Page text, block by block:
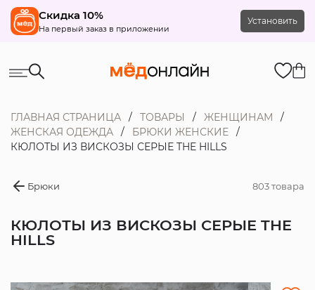
Скидка 10%
На первый заказ в приложении
Установить
ГЛАВНАЯ СТРАНИЦА ТОВАРЫ
ЖЕНЩИНАМ
ЖЕНСКАЯ ОДЕЖДА
БРЮКИ ЖЕНСКИЕ
КЮЛОТЫ ИЗ ВИСКОЗЫ СЕРЫЕ THE HILLS
Брюки 803 товара
КЮЛОТЫ ИЗ ВИСКОЗЫ СЕРЫЕ THE
HILLS